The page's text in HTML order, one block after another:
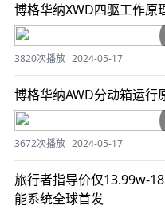
博格华纳XWD四驱工作原
3820次播放 2024-05-17
博格华纳AWD分动箱运行
3672次播放 2024-05-17
旅行者指导价仅13.99w-
能系统全球首发